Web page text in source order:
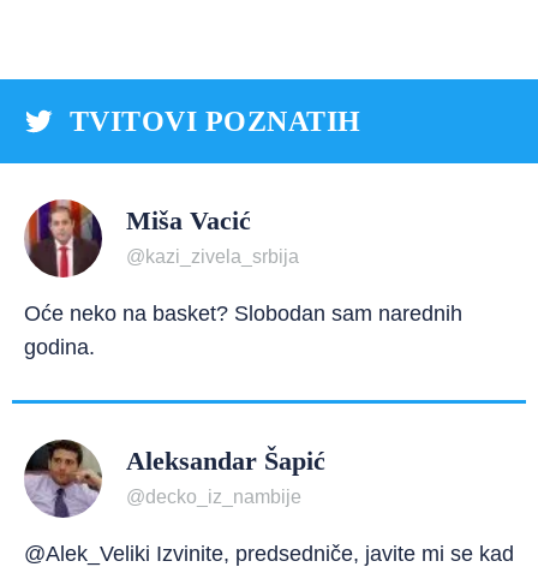
TVITOVI POZNATIH
Miša Vacić
@kazi_zivela_srbija
Oće neko na basket? Slobodan sam narednih
godina.
Aleksandar Šapić
@decko_iz_nambije
@Alek_Veliki Izvinite, predsedniče, javite mi se kad